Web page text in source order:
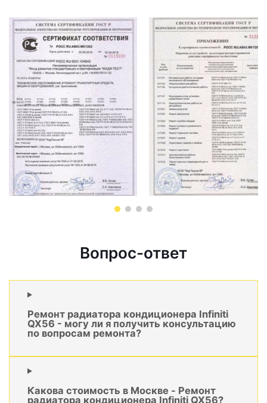
Вопрос-ответ
Ремонт радиатора кондиционера Infiniti
QX56 - могу ли я получить консультацию
по вопросам ремонта?
Какова стоимость в Москве - Ремонт
радиатора кондиционера Infiniti QX56?